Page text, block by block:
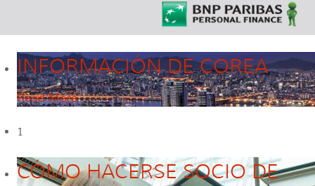
INFORMACIÓN DE COREA
Read More
1
CÓMO HACERSE SOCIO DE